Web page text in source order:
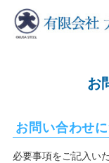
製作工程
会社概要
お
お問い合わせ
必要事項をご記入い